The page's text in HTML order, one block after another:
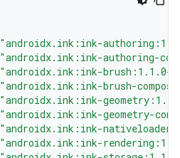
"androidx.ink:ink-
"androidx.ink:ink-authoring-
"androidx.ink:ink-brush:1.1.0-
"androidx.ink:ink-brush-
"androidx.ink:ink-
"androidx.ink:ink-geometry-
"androidx.ink:ink-
"androidx.ink:ink-